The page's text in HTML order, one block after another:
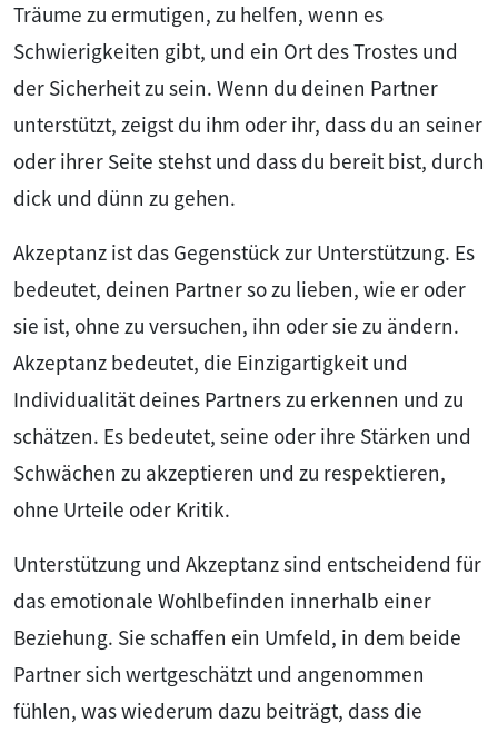
Träume zu ermutigen, zu helfen, wenn es
Schwierigkeiten gibt, und ein Ort des Trostes und
der Sicherheit zu sein. Wenn du deinen Partner
unterstützt, zeigst du ihm oder ihr, dass du an seiner
oder ihrer Seite stehst und dass du bereit bist, durch
dick und dünn zu gehen.
Akzeptanz ist das Gegenstück zur Unterstützung. Es
bedeutet, deinen Partner so zu lieben, wie er oder
sie ist, ohne zu versuchen, ihn oder sie zu ändern.
Akzeptanz bedeutet, die Einzigartigkeit und
Individualität deines Partners zu erkennen und zu
schätzen. Es bedeutet, seine oder ihre Stärken und
Schwächen zu akzeptieren und zu respektieren,
ohne Urteile oder Kritik.
Unterstützung und Akzeptanz sind entscheidend für
das emotionale Wohlbefinden innerhalb einer
Beziehung. Sie schaffen ein Umfeld, in dem beide
Partner sich wertgeschätzt und angenommen
fühlen, was wiederum dazu beiträgt, dass die